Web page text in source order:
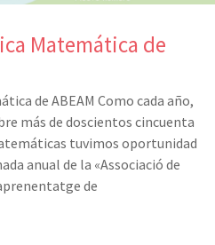
Mourut de Montppellier
las Matemáticas en Navarra
de ABEAM
Matemática de
de ABEAM Como cada año,
más de doscientos cincuenta
tuvimos oportunidad
anual de la «Associació de
de